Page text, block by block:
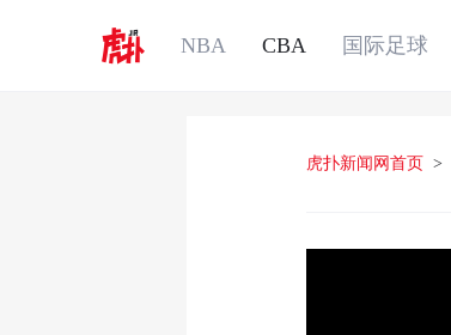
NBA CBA 国际足球
虎扑新闻网首页 >